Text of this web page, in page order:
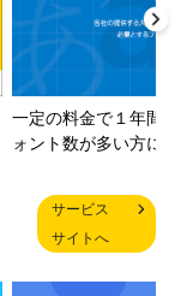
一定の料金で１年間
ォント数が多い方に
サービス
サイトへ